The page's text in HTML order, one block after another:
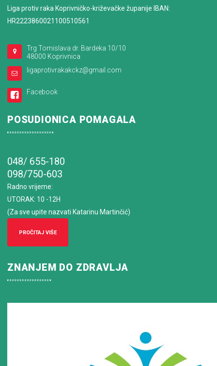
Liga protiv raka Koprivničko-križevačke županije IBAN:
HR2223860021100510561
Trg Tomislava dr. Bardeka 10/10
48000 Koprivnica
ligaprotivrakakckz@gmail.com
Facebook
POSUDIONICA POMAGALA
048/ 655-180
098/750-603
Radno vrijeme:
UTORAK: 10 -12H
(Za sve upite nazvati Katarinu Martinčić)
PROČITAJ VIŠE
ZNANJEM DO ZDRAVLJA